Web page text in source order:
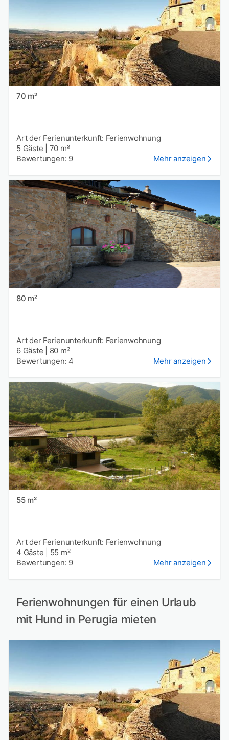
70 m²
Art der Ferienunterkunft: Ferienwohnung
5 Gäste
70 m²
Bewertungen: 9
Mehr anzeigen
80 m²
Art der Ferienunterkunft: Ferienwohnung
6 Gäste
80 m²
Bewertungen: 4
Mehr anzeigen
55 m²
Art der Ferienunterkunft: Ferienwohnung
4 Gäste
55 m²
Bewertungen: 9
Mehr anzeigen
Ferienwohnungen für einen Urlaub
mit Hund in Perugia mieten